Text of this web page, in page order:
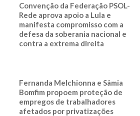
Convenção da Federação PSOL-
Rede aprova apoio a Lula e
manifesta compromisso com a
defesa da soberania nacional e
contra a extrema direita
Fernanda Melchionna e Sâmia
Bomfim propoem proteção de
empregos de trabalhadores
afetados por privatizações